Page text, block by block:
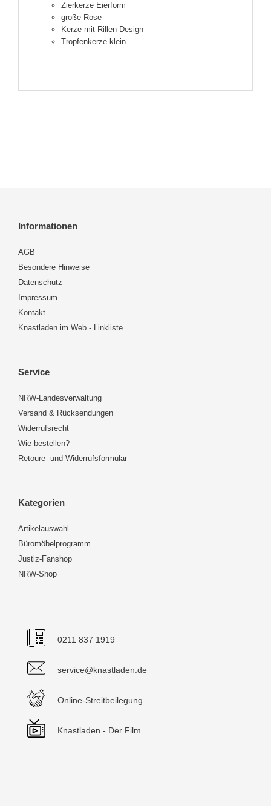
Zierkerze Eierform
große Rose
Kerze mit Rillen-Design
Tropfenkerze klein
Informationen
AGB
Besondere Hinweise
Datenschutz
Impressum
Kontakt
Knastladen im Web - Linkliste
Service
NRW-Landesverwaltung
Versand & Rücksendungen
Widerrufsrecht
Wie bestellen?
Retoure- und Widerrufsformular
Kategorien
Artikelauswahl
Büromöbelprogramm
Justiz-Fanshop
NRW-Shop
0211 837 1919
service@knastladen.de
Online-Streitbeilegung
Knastladen - Der Film